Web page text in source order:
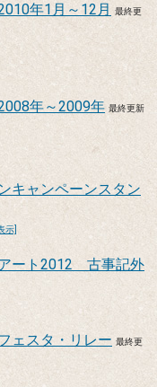
年1月～12月 最終更
年～2009年 最終更新
キャンペーンスタン
示]
ート2012 古事記外
ェスタ・リレー 最終更